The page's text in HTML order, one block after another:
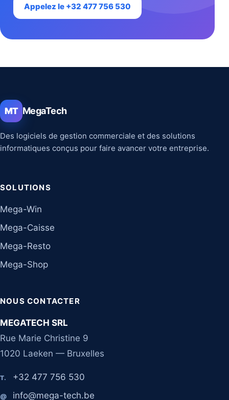
Appelez le +32 477 756 530
MT MegaTech
Des logiciels de gestion commerciale et des solutions
informatiques conçus pour faire avancer votre entreprise.
SOLUTIONS
Mega-Win
Mega-Caisse
Mega-Resto
Mega-Shop
NOUS CONTACTER
MEGATECH SRL
Rue Marie Christine 9
1020 Laeken — Bruxelles
T. +32 477 756 530
@ info@mega-tech.be